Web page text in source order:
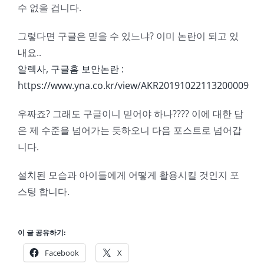
수 없을 겁니다.
그렇다면 구글은 믿을 수 있느냐? 이미 논란이 되고 있
내요..
알렉사, 구글홈 보안논란 :
https://www.yna.co.kr/view/AKR20191022113200009
우짜죠? 그래도 구글이니 믿어야 하나???? 이에 대한 답
은 제 수준을 넘어가는 듯하오니 다음 포스트로 넘어갑
니다.
설치된 모습과 아이들에게 어떻게 활용시킬 것인지 포
스팅 합니다.
이 글 공유하기:
Facebook X